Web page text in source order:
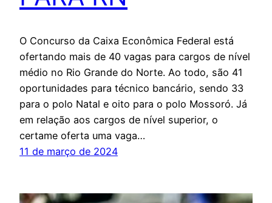
O Concurso da Caixa Econômica Federal está
ofertando mais de 40 vagas para cargos de nível
médio no Rio Grande do Norte. Ao todo, são 41
oportunidades para técnico bancário, sendo 33
para o polo Natal e oito para o polo Mossoró. Já
em relação aos cargos de nível superior, o
certame oferta uma vaga…
11 de março de 2024